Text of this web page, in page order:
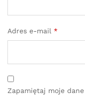
Adres e-mail *
Zapamiętaj moje